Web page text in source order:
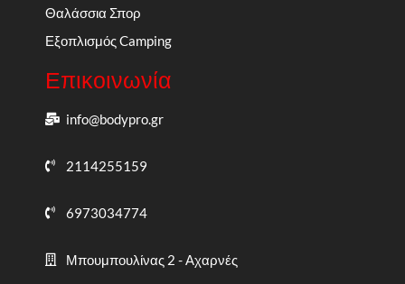
Θαλάσσια Σπορ
Εξοπλισμός Camping
Επικοινωνία
info@bodypro.gr
2114255159
6973034774
Μπουμπουλίνας 2 - Αχαρνές